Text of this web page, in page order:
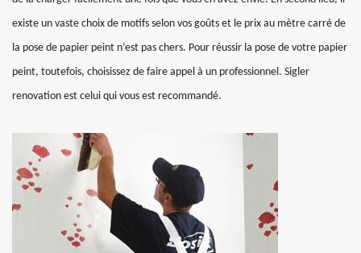
existe un vaste choix de motifs selon vos goûts et le prix au mètre carré de
la pose de papier peint n’est pas chers. Pour réussir la pose de votre papier
peint, toutefois, choisissez de faire appel à un professionnel. Sigler
renovation est celui qui vous est recommandé.